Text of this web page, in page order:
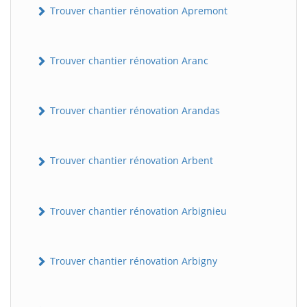
Trouver chantier rénovation Apremont
Trouver chantier rénovation Aranc
Trouver chantier rénovation Arandas
Trouver chantier rénovation Arbent
Trouver chantier rénovation Arbignieu
Trouver chantier rénovation Arbigny